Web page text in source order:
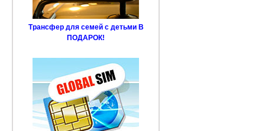
Трансфер для семей с детьми В
ПОДАРОК!